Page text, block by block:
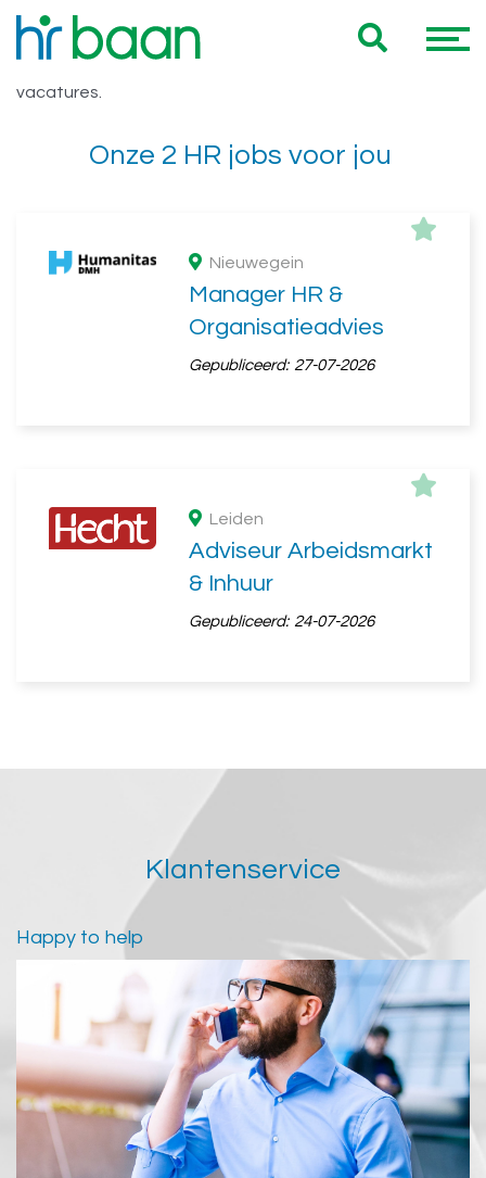
Vacatures WO 32 uur
Hieronder vind je een overzicht van al onze WO 32 uur
vacatures.
Onze 2 HR jobs voor jou
Nieuwegein
Manager HR &
Organisatieadvies
Gepubliceerd: 27-07-2026
Leiden
Adviseur Arbeidsmarkt
& Inhuur
Gepubliceerd: 24-07-2026
Klantenservice
Happy to help